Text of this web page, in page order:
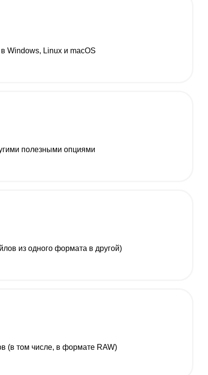
Windows, Linux и macOS
полезными опциями
из одного формата в другой)
(в том числе, в формате RAW)